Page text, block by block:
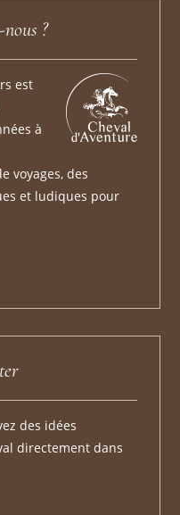
?
est
à
voyages, des
et ludiques pour
des idées
directement dans